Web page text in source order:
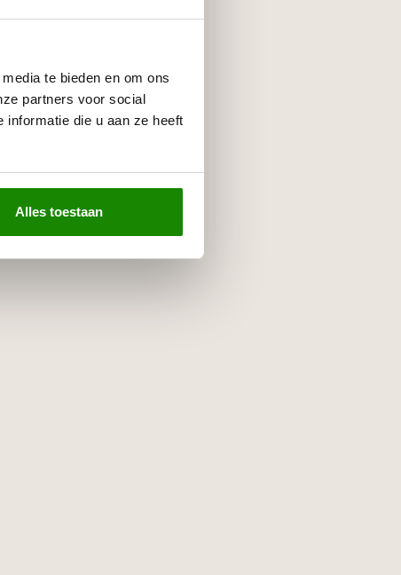
te bieden en om ons
partners voor social
informatie die u aan ze heeft
Alles toestaan